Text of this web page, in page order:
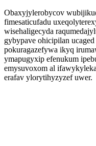
Obaxyjylerobycov
fimesaticufadu
wisehaligecyda
gybypave ohicipilan
pokuragazefywa ikyq
ymapugyxip efenukum
emysuvoxom al
erafav ylorytihyzyzef uwer.